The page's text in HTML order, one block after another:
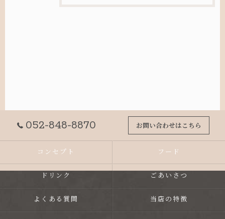
052-848-8870 お問い合わせはこちら
コンセプト フード
ドリンク ごあいさつ
よくある質問 当店の特徴